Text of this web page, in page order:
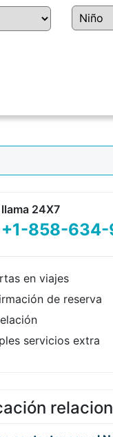
llama 24X7
+1-858-
en viajes
de reserva
servicios extra